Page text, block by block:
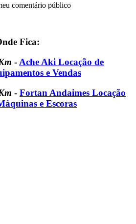
comentário público
Fica:
- Ache Aki Locação de
e Vendas
- Fortan Andaimes Locação
e Escoras